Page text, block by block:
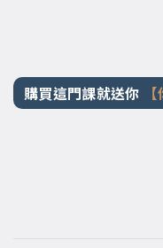
購買這門課就送你